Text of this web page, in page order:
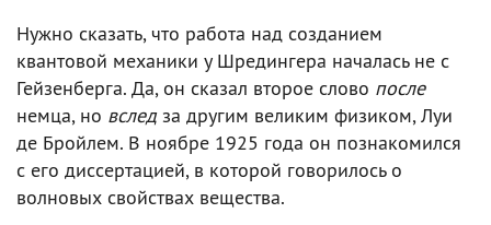
Нужно сказать, что работа над созданием
квантовой механики у Шредингера началась не с
Гейзенберга. Да, он сказал второе слово после
немца, но вследза другим великим физиком, Луи
де Бройлем. В ноябре 1925 года он познакомился
с его диссертацией, в которой говорилось о
волновых свойствах вещества.